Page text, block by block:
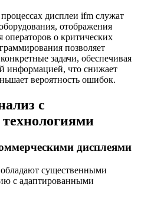
дисплеи ifm служат
отображения
о критических
позволяет
задачи, обеспечивая
информацией, что снижает
вероятность ошибок.
с
дисплеями
существенными
с адаптированными